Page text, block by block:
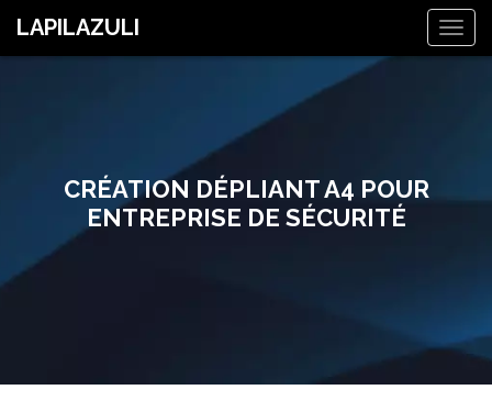
LAPILAZULI
CRÉATION DÉPLIANT A4 POUR
ENTREPRISE DE SÉCURITÉ